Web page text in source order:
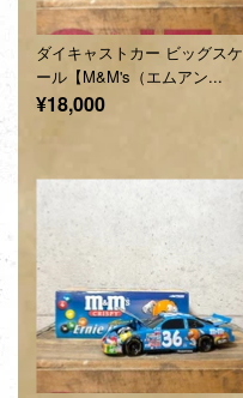
ダイキャストカー ビッグスケ
ール【M&M's（エムアン...
通
¥18,000